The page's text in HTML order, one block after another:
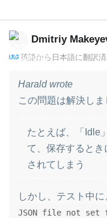
Dmitriy
英語から 日本語に翻訳
Harald wrote
この問題は解決しま
たとえば、「Idle
て、保存するとき
されてしまう
しかし、テスト中
JSON file not